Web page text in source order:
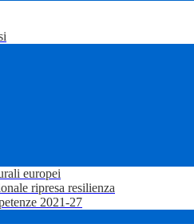
europei
ripresa resilienza
2021-27